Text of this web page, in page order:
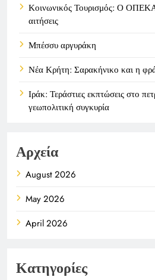
Κοινωνικός Τουρισμός: Ο ΟΠΕΚΑ
αιτήσεις
Μπέσσυ αργυράκη
Νέα Κρήτη: Σαρακήνικο και η
Ιράκ: Τεράστιες εκπτώσεις στο
γεωπολιτική συγκυρία
Αρχεία
August 2026
May 2026
April 2026
Κατηγορίες